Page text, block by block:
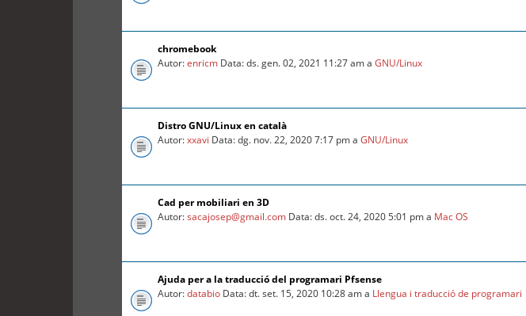
chromebook
Autor:enricm Data: ds. gen. 02, 2021 11:27 am aGNU/Linux
Distro GNU/Linux en català
Autor:xxavi Data: dg. nov. 22, 2020 7:17 pm aGNU/Linux
Cad per mobiliari en 3D
Autor:sacajosep@gmail.com Data: ds. oct. 24, 2020 5:01 pm a Mac OS
Ajuda per a la traducció del programari Pfsense
Autor:databio Data: dt. set. 15, 2020 10:28 am a Llengua i traducció de programari